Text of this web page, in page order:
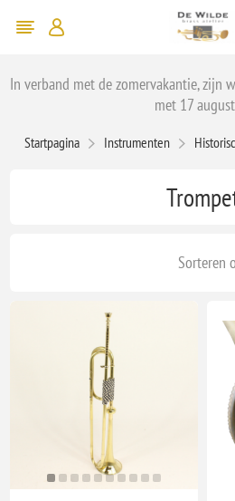
In verband met de zomervakantie, zijn
met 17
Startpagina Instrumenten
Sorteren